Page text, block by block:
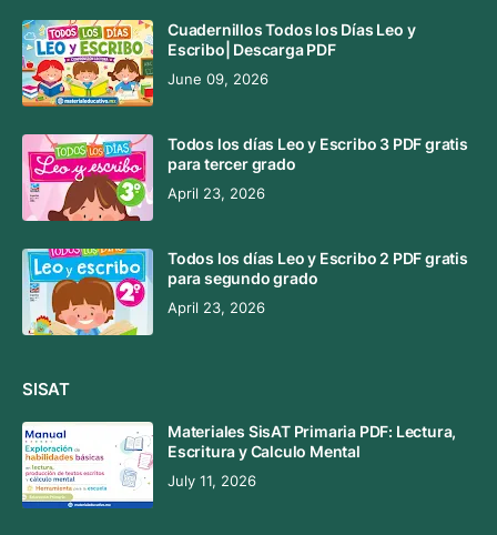
Cuadernillos Todos los Días Leo y
Escribo| Descarga PDF
June 09, 2026
Todos los días Leo y Escribo 3 PDF gratis
para tercer grado
April 23, 2026
Todos los días Leo y Escribo 2 PDF gratis
para segundo grado
April 23, 2026
SISAT
Materiales SisAT Primaria PDF: Lectura,
Escritura y Calculo Mental
July 11, 2026